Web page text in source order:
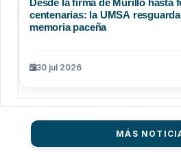
Desde la firma de Murillo hasta
centenarias: la UMSA
memoria paceña
30 jul 2026
MÁS